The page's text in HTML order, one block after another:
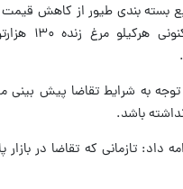
بسته بندی طیور از کاهش قیمت
توجه به شرایط تقاضا پیش
باشد.
داد: تازمانی که تقاضا در